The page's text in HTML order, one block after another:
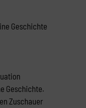
Geschichte
Geschichte.
Zuschauer